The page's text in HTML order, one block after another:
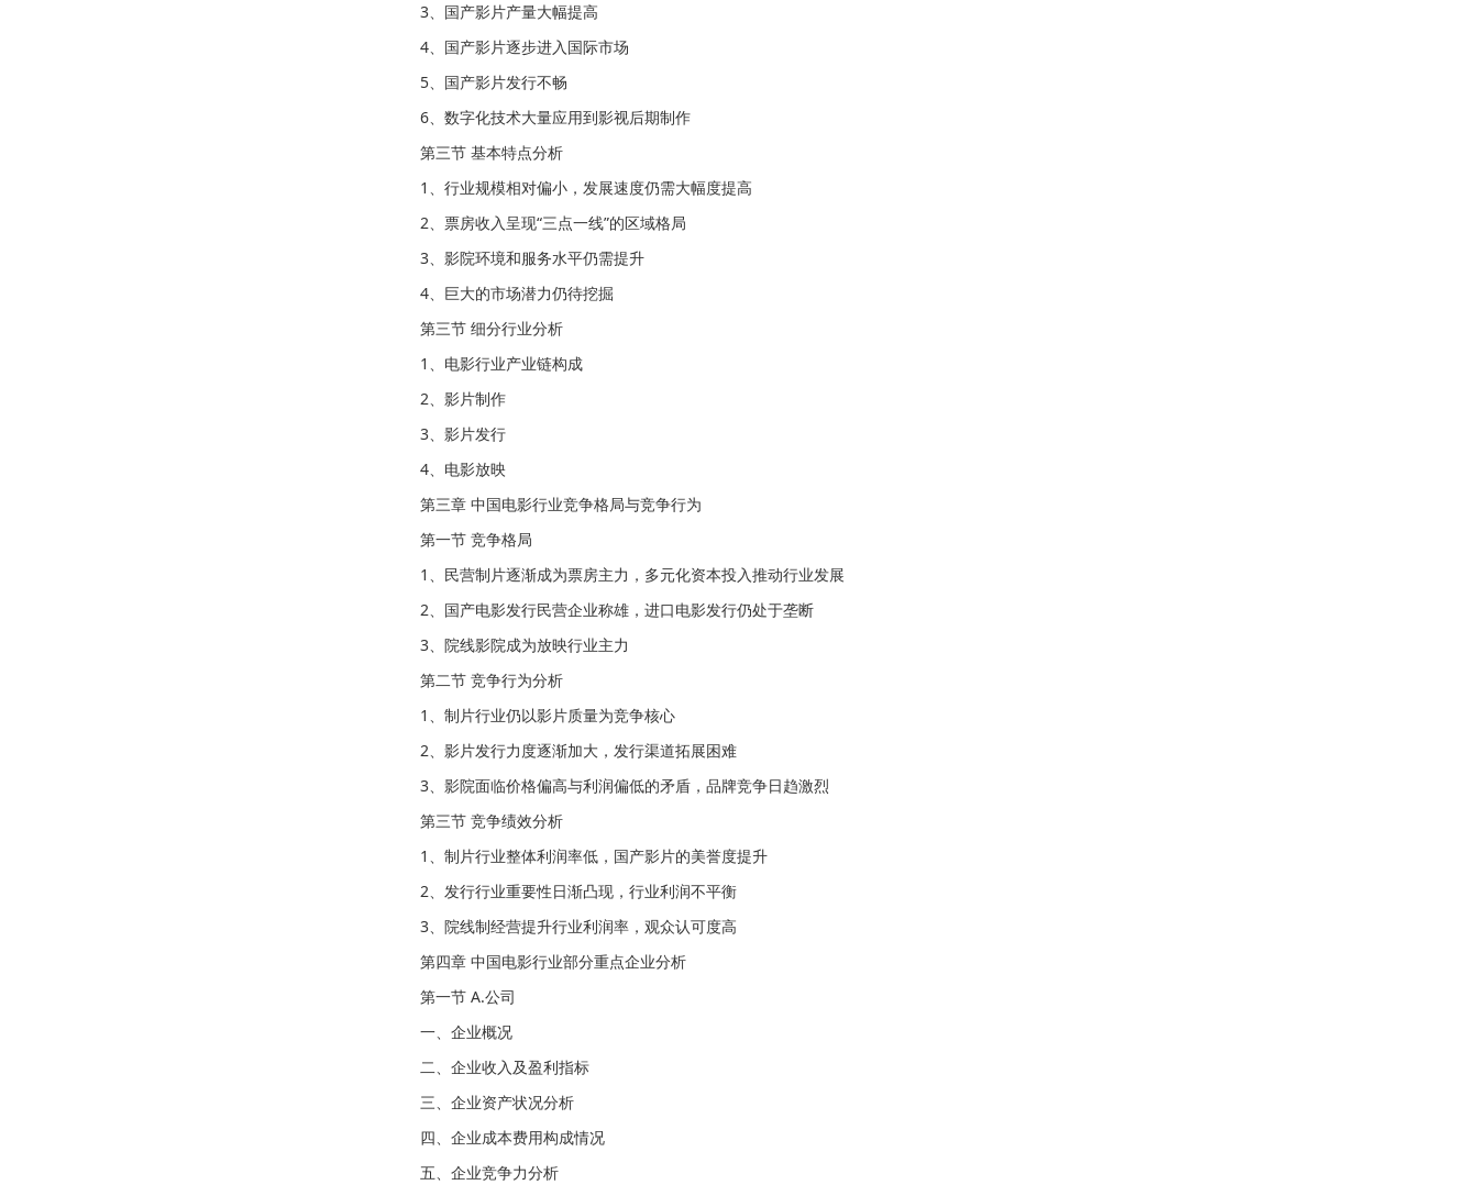
3、国产影片产量大幅提高
4、国产影片逐步进入国际市场
5、国产影片发行不畅
6、数字化技术大量应用到影视后期制作
第三节 基本特点分析
1、行业规模相对偏小，发展速度仍需大幅度提高
2、票房收入呈现“三点一线”的区域格局
3、影院环境和服务水平仍需提升
4、巨大的市场潜力仍待挖掘
第三节 细分行业分析
1、电影行业产业链构成
2、影片制作
3、影片发行
4、电影放映
第三章 中国电影行业竞争格局与竞争行为
第一节 竞争格局
1、民营制片逐渐成为票房主力，多元化资本投入推动行业发展
2、国产电影发行民营企业称雄，进口电影发行仍处于垄断
3、院线影院成为放映行业主力
第二节 竞争行为分析
1、制片行业仍以影片质量为竞争核心
2、影片发行力度逐渐加大，发行渠道拓展困难
3、影院面临价格偏高与利润偏低的矛盾，品牌竞争日趋激烈
第三节 竞争绩效分析
1、制片行业整体利润率低，国产影片的美誉度提升
2、发行行业重要性日渐凸现，行业利润不平衡
3、院线制经营提升行业利润率，观众认可度高
第四章 中国电影行业部分重点企业分析
第一节 A.公司
一、企业概况
二、企业收入及盈利指标
三、企业资产状况分析
四、企业成本费用构成情况
五、企业竞争力分析